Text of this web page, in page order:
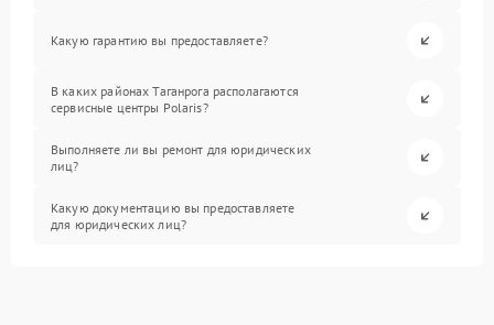
Какую гарантию вы предоставляете?
В каких районах Таганрога располагаются
сервисные центры Polaris?
Выполняете ли вы ремонт для юридических
лиц?
Какую документацию вы предоставляете
для юридических лиц?